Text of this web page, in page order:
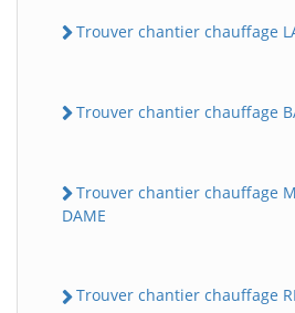
Trouver chantier chauffage LA
Trouver chantier chauffage
Trouver chantier chauffage
DAME
Trouver chantier chauffage